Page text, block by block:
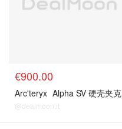
€900.00
Arc'teryx Alpha SV 硬壳夹克
@dealmoon.it